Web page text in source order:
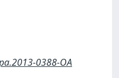
0388-OA